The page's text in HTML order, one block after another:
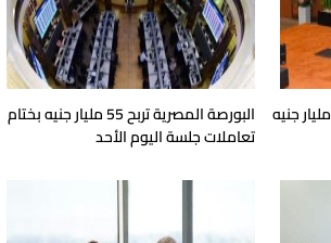
القابضة الكيماوية تستهدف 30 مليار جنيه
البورصة المصرية تربح 55 مليار جنيه بختام
تعاملات جلسة اليوم الأحد